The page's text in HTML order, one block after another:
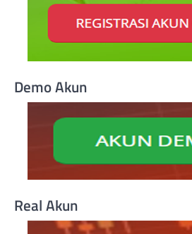
Demo Akun
Real Akun